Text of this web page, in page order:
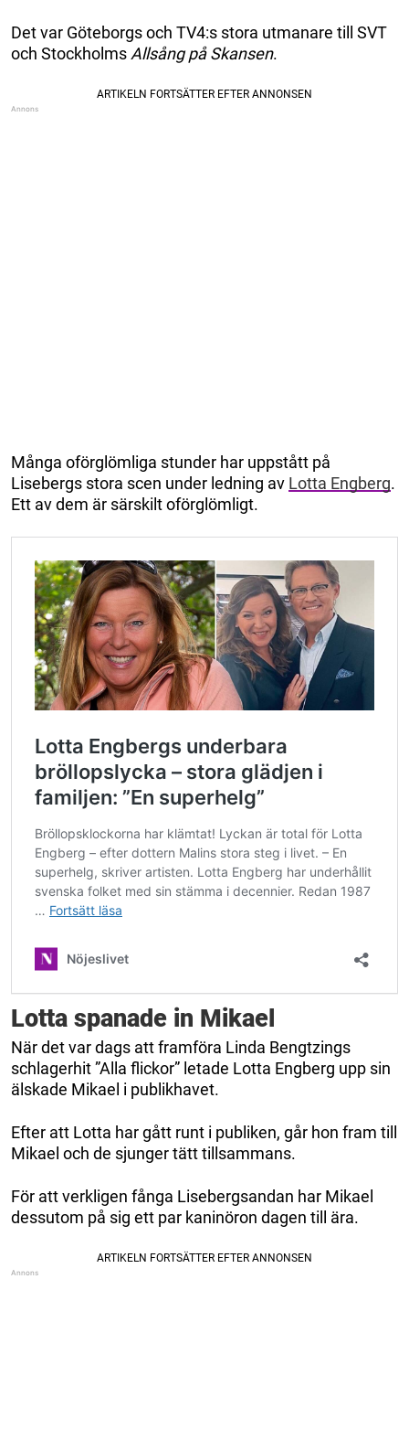
Det var Göteborgs och TV4:s stora utmanare till SVT
och StockholmsAllsång på Skansen.
Många oförglömliga stunder har uppstått på
Lisebergs stora scen under ledning av Lotta Engberg.
Ett av dem är särskilt oförglömligt.
Lotta spanade in Mikael
När det var dags att framföra Linda Bengtzings
schlagerhit ”Alla flickor” letade Lotta Engberg upp sin
älskade Mikael i publikhavet.
Efter att Lotta har gått runt i publiken, går hon fram till
Mikael och de sjunger tätt tillsammans.
För att verkligen fånga Lisebergsandan har Mikael
dessutom på sig ett par kaninöron dagen till ära.